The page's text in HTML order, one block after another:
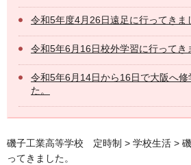
令和5年度4月26日遠足に行ってきま
令和5年6月16日校外学習に行ってき
令和5年6月14日から16日で大阪へ修
た。
磯子工業高等学校 定時制 > 学校生活 >
ってきました。